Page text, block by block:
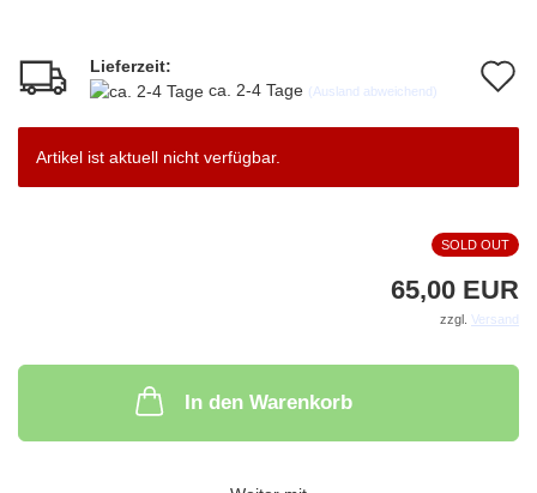
Lieferzeit:
ca. 2-4 Tage (Ausland abweichend)
Artikel ist aktuell nicht verfügbar.
SOLD OUT
65,00 EUR
zzgl. Versand
In den Warenkorb